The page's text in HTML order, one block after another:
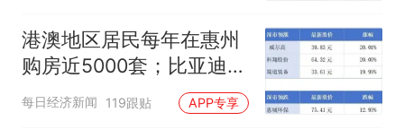
港澳地区居民每年在惠州
购房近5000套；比亚迪销
量跻身全球车企第六丨大
湾区财经早参
每日经济新闻 119跟贴 APP专享